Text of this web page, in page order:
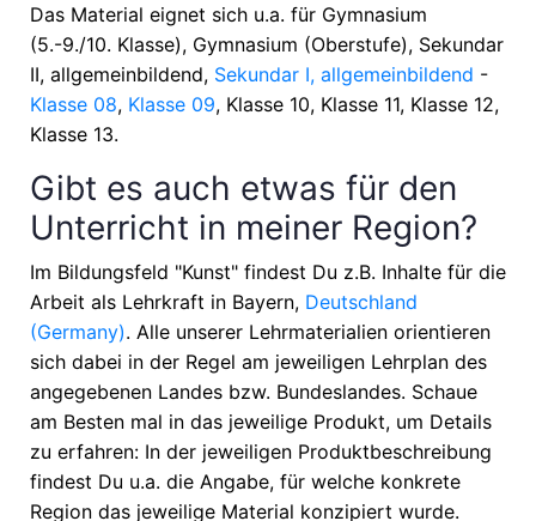
Das Material eignet sich u.a. für Gymnasium
(5.-9./10. Klasse), Gymnasium (Oberstufe), Sekundar
II, allgemeinbildend, Sekundar I, allgemeinbildend -
Klasse 08, Klasse 09, Klasse 10, Klasse 11, Klasse 12,
Klasse 13.
Gibt es auch etwas für den
Unterricht in meiner Region?
Im Bildungsfeld "Kunst" findest Du z.B. Inhalte für die
Arbeit als Lehrkraft in Bayern, Deutschland
(Germany). Alle unserer Lehrmaterialien orientieren
sich dabei in der Regel am jeweiligen Lehrplan des
angegebenen Landes bzw. Bundeslandes. Schaue
am Besten mal in das jeweilige Produkt, um Details
zu erfahren: In der jeweiligen Produktbeschreibung
findest Du u.a. die Angabe, für welche konkrete
Region das jeweilige Material konzipiert wurde.